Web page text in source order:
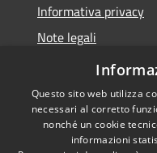
Informativa privacy
Note legali
Dichiarazione di
Questo sito web utilizza
necessari al corretto
nonché un cookie
informazioni